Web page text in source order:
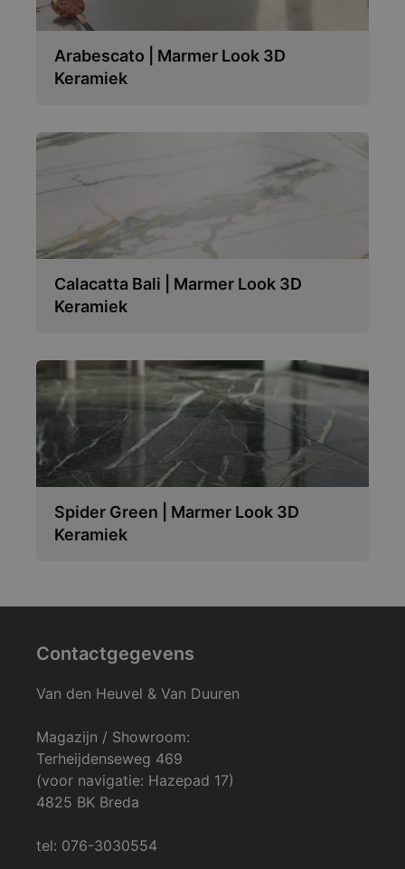
Arabescato | Marmer Look 3D
Keramiek
Calacatta Bali | Marmer Look 3D
Keramiek
Spider Green | Marmer Look 3D
Keramiek
Contactgegevens
Van den Heuvel & Van Duuren
Magazijn / Showroom:
Terheijdenseweg 469
(voor navigatie: Hazepad 17)
4825 BK Breda
tel: 076-3030554